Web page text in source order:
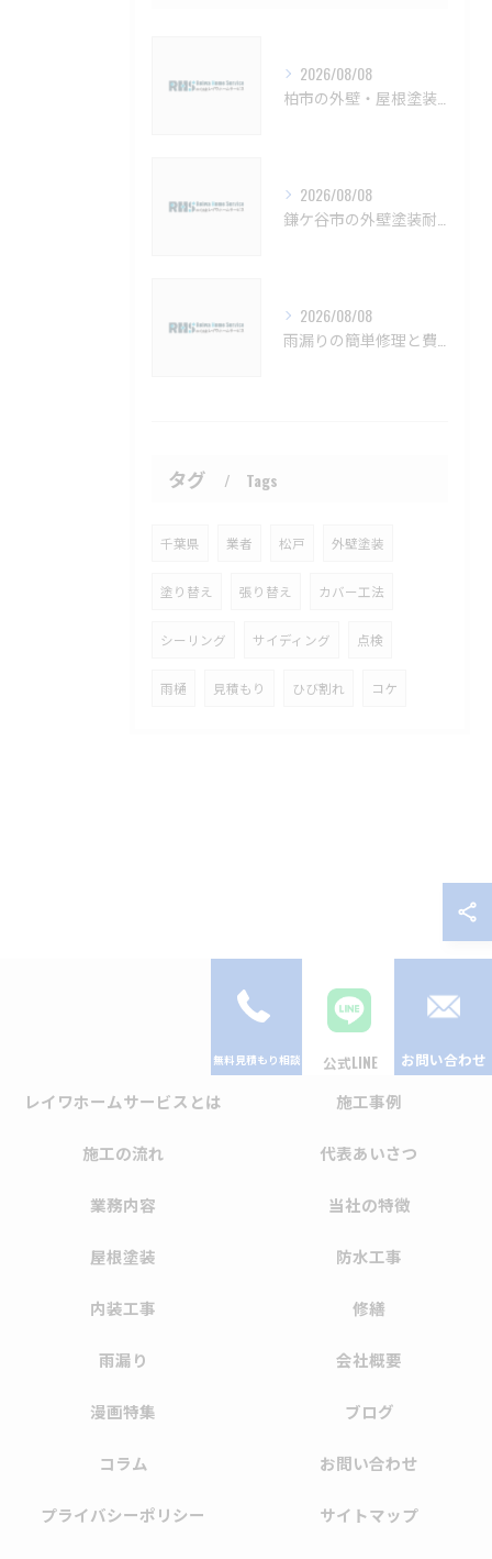
2026/08/08
2026/08/08
2026/08/08
タグ Tags
千葉県 業者 松戸 外壁塗装
塗り替え 張り替え カバー工法
シーリング サイディング 点検
雨樋 見積もり ひび割れ コケ
公式LINE お問い合わせ
レイワホームサービスとは 施工事例
施工の流れ 代表あいさつ
業務内容 当社の特徴
屋根塗装 防水工事
内装工事 修繕
雨漏り 会社概要
漫画特集 ブログ
コラム お問い合わせ
プライバシーポリシー サイトマップ